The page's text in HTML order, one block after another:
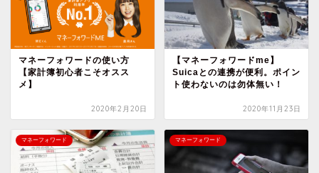
マネーフォワードの使い方
【家計簿初心者こそオスス
メ】
2020年2月20日
【マネーフォワードme】
Suicaとの連携が便利。ポイン
ト使わないのは勿体無い！
2020年11月23日
マネーフォワード マネーフォワード